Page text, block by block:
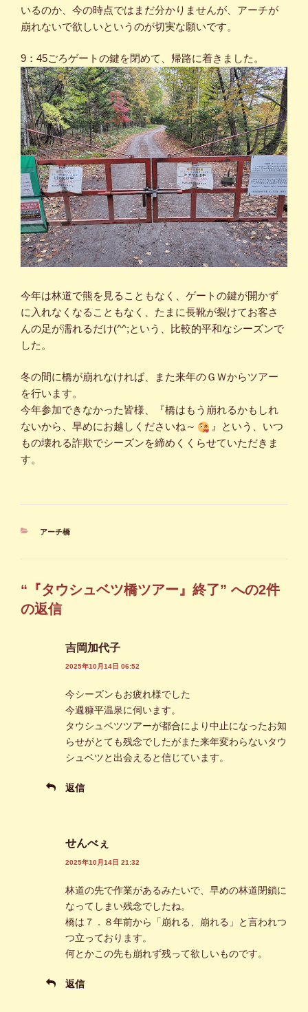
いるのか、今の時点ではまだ分かりませんが、アーチが
崩れないで欲しいというのが切実な願いです。
9：45ごろゲートの鍵を閉めて、帰路に着きました。
今年は林道で熊を見ることもなく、ゲートの鍵が開かず
に入れなくなることもなく、たまに長靴が裂けてお客さ
んの足が濡れるだけ(^^;という、比較的平和なシーズンで
した。
冬の間に橋が崩れなければ、また来年のＧＷからツアー
を行います。
今年参加できなかった皆様、『橋はもう崩れるかもしれ
ないから、早めにお越しくださいね～
』という、いつ
もの壊れる詐欺でシーズンを締めくくらせていただきま
す。
カ
アーチ橋
“『タウシュベツ橋ツアー』終了” への2件
の返信
吉岡加代子
2025年10月14日 06:52
今シーズンもお疲れ様でした
今週糠平温泉に伺います。
タウシュベツツアーが都合により中止になったお知
らせがとても残念でしたがまた来年変わらないタウ
シュベツと出会えると信じています。
返信
せんべぇ
2025年10月14日 21:32
林道の先で作業があるみたいで、早めの林道閉鎖に
なってしまい残念でしたね。
橋は７．８年前から「崩れる、崩れる」と言われつ
つ立っております。
何とかこの先も崩れず残って欲しいものです。
返信